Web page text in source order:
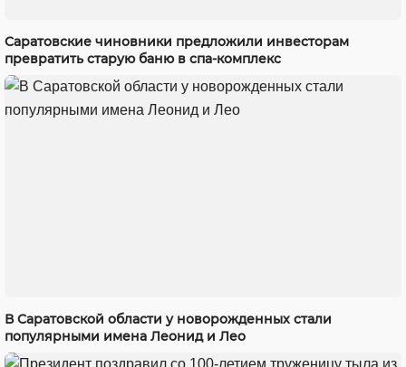
Саратовские чиновники предложили инвесторам
превратить старую баню в спа-комплекс
В Саратовской области у новорожденных стали
популярными имена Леонид и Лео